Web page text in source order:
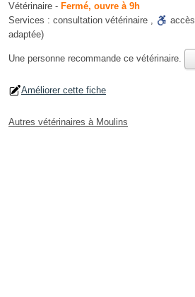
Vétérinaire - Fermé, ouvre à 9h
Services : consultation vétérinaire , accès
adaptée)
Une personne recommande ce vétérinaire.
Améliorer cette fiche
Autres vétérinaires à Moulins